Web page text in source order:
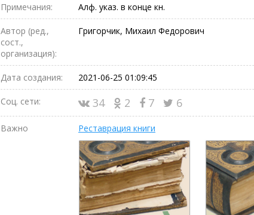
Примечания: Алф. указ. в конце кн.
Автор (ред.,
сост.,
организация):
Григорчик, Михаил Федорович
Дата создания: 2021-06-25 01:09:45
Соц. сети: 34 2 7 6
Важно Реставрация книги